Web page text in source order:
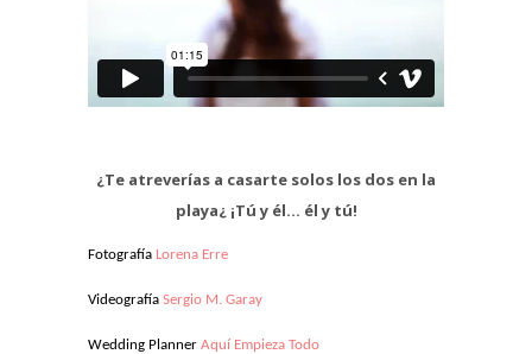
¿Te atreverías a casarte solos los dos en la
playa¿ ¡Tú y él… él y tú!
Fotografía Lorena Erre
Videografía Sergio M. Garay
Wedding Planner Aquí Empieza Todo